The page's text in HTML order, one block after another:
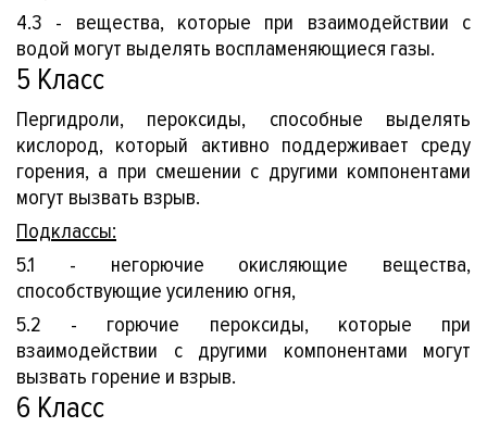
4.3 - вещества, которые при взаимодействии с
водой могут выделять воспламеняющиеся газы.
5 Класс
Пергидроли, пероксиды, способные выделять
кислород, который активно поддерживает среду
горения, а при смешении с другими компонентами
могут вызвать взрыв.
Подклассы:
5.1 - негорючие окисляющие вещества,
способствующие усилению огня,
5.2 - горючие пероксиды, которые при
взаимодействии с другими компонентами могут
вызвать горение и взрыв.
6 Класс